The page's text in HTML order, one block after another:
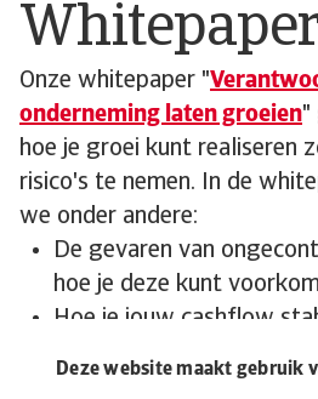
Deze website maakt gebruik
Onze whitepaper "
onderneming laten groeien"
hoe je groei kunt realiseren
risico's te nemen. In de
we onder andere:
De gevaren van
hoe je deze kunt
Hoe je jouw cashflow
wanneer je bedrijf groeit.